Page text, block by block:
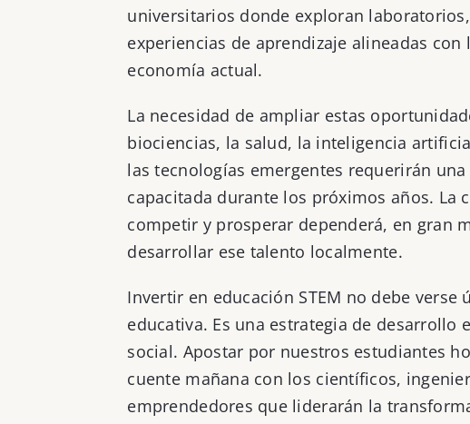
universitarios donde exploran
experiencias de aprendizaje alineadas
economía actual.
La necesidad de ampliar estas
biociencias, la salud, la inteligencia
las tecnologías emergentes requerirán
capacitada durante los próximos años. La
competir y prosperar dependerá, en gran
desarrollar ese talento localmente.
Invertir en educación STEM no debe
educativa. Es una estrategia de
social. Apostar por nuestros estudiantes
cuente mañana con los científicos,
emprendedores que liderarán la